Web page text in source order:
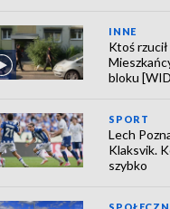
INNE
Ktoś
bloku
SPORT
Lech
Klaksvik.
szybko